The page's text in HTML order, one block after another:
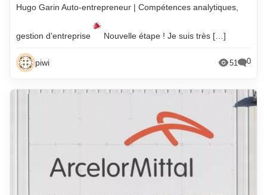
Hugo Garin Auto-entrepreneur | Compétences analytiques,
gestion d’entreprise Nouvelle étape ! Je suis très […]
piwi 51 0